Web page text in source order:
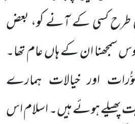
طرح کسی کے آنے کو، بعض
سمجھنا ان کے ہاں عامتھا۔
اور خیالات ہمارے
پھیلے ہوئے ہیں۔ اسلام اس